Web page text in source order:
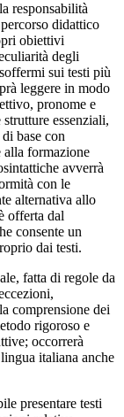
responsabilità
didattico
obiettivi
degli
sui testi più
leggere in modo
pronome e
essenziali,
base con
alla formazione
avverrà
con le
alternativa allo
offerta dal
consente un
dai testi.
fatta di regole da
comprensione dei
rigoroso e
occorrerà
italiana anche
presentare testi